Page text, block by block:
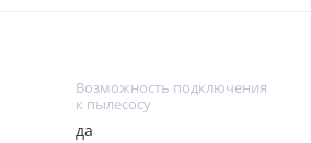
Возможность подключения
к пылесосу
да